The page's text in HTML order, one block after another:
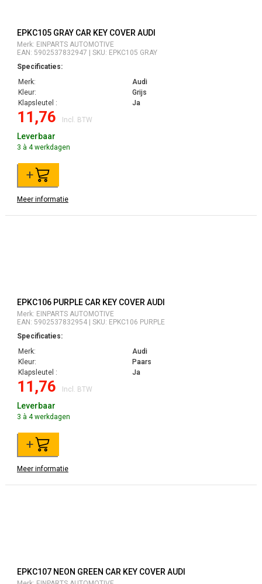
EPKC105 GRAY CAR KEY COVER AUDI
Merk: EINPARTS AUTOMOTIVE
EAN: 5902537832947 | SKU: EPKC105 GRAY
Specificaties:
Merk:
Audi
Kleur:
Grijs
Klapsleutel :
Ja
11,76 Incl. BTW
Leverbaar
3 à 4 werkdagen
+
Meer informatie
EPKC106 PURPLE CAR KEY COVER AUDI
Merk: EINPARTS AUTOMOTIVE
EAN: 5902537832954 | SKU: EPKC106 PURPLE
Specificaties:
Merk:
Audi
Kleur:
Paars
Klapsleutel :
Ja
11,76 Incl. BTW
Leverbaar
3 à 4 werkdagen
+
Meer informatie
EPKC107 NEON GREEN CAR KEY COVER AUDI